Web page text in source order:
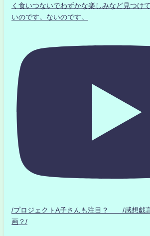
く食いつないでわずかな楽しみなど見つけ
いのです。ないのです。
/プロジェクトA子さんも注目？ /感想戯
画？/